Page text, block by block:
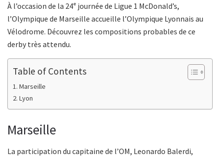
À l’occasion de la 24ᵉ journée de Ligue 1 McDonald’s,
l’Olympique de Marseille accueille l’Olympique Lyonnais au
Vélodrome. Découvrez les compositions probables de ce
derby très attendu.
Table of Contents
Marseille
Lyon
Marseille
La participation du capitaine de l’OM, Leonardo Balerdi,